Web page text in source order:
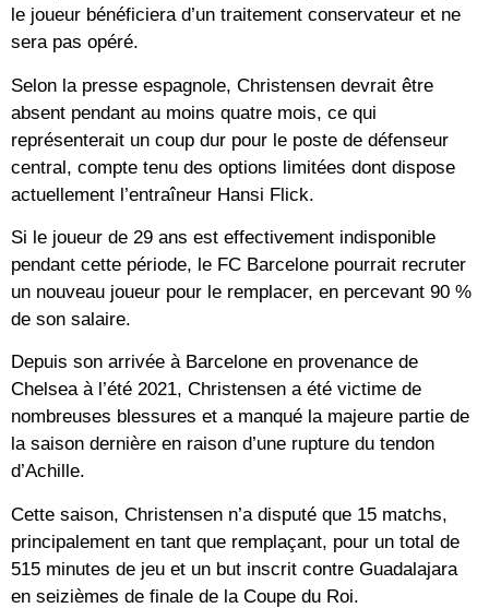
le joueur bénéficiera d’un traitement conservateur et ne
sera pas opéré.
Selon la presse espagnole, Christensen devrait être
absent pendant au moins quatre mois, ce qui
représenterait un coup dur pour le poste de défenseur
central, compte tenu des options limitées dont dispose
actuellement l’entraîneur Hansi Flick.
Si le joueur de 29 ans est effectivement indisponible
pendant cette période, le FC Barcelone pourrait recruter
un nouveau joueur pour le remplacer, en percevant 90 %
de son salaire.
Depuis son arrivée à Barcelone en provenance de
Chelsea à l’été 2021, Christensen a été victime de
nombreuses blessures et a manqué la majeure partie de
la saison dernière en raison d’une rupture du tendon
d’Achille.
Cette saison, Christensen n’a disputé que 15 matchs,
principalement en tant que remplaçant, pour un total de
515 minutes de jeu et un but inscrit contre Guadalajara
en seizièmes de finale de la Coupe du Roi.